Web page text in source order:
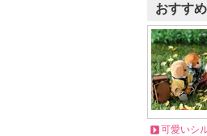
おすす
可愛いシ